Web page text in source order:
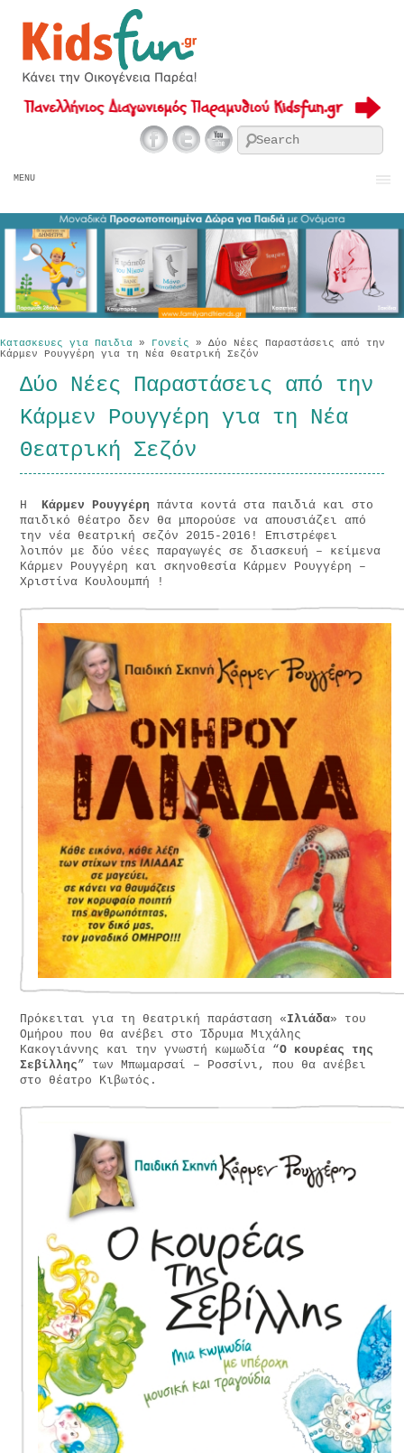
MENU
Κατασκευες για Παιδια » Γονείς » Δύο Νέες Παραστάσεις από την
Κάρμεν Ρουγγέρη για τη Νέα Θεατρική Σεζόν
Δύο Νέες Παραστάσεις από την
Κάρμεν Ρουγγέρη για τη Νέα
Θεατρική Σεζόν
ΗΚάρμεν Ρουγγέρη πάντα κοντά στα παιδιά και στο
παιδικό θέατρο δεν θα μπορούσε να απουσιάζει από
την νέα θεατρική σεζόν 2015-2016! Επιστρέφει
λοιπόν με δύο νέες παραγωγές σε διασκευή – κείμενα
Κάρμεν Ρουγγέρη και σκηνοθεσία Κάρμεν Ρουγγέρη –
Χριστίνα Κουλουμπή !
Πρόκειται για τη θεατρική παράσταση «Ιλιάδα» του
Ομήρου που θα ανέβει στο Ίδρυμα Μιχάλης
Κακογιάννης και την γνωστή κωμωδία “Ο κουρέας της
Σεβίλλης” των Μπωμαρσαί – Ροσσίνι, που θα ανέβει
στο θέατρο Κιβωτός.